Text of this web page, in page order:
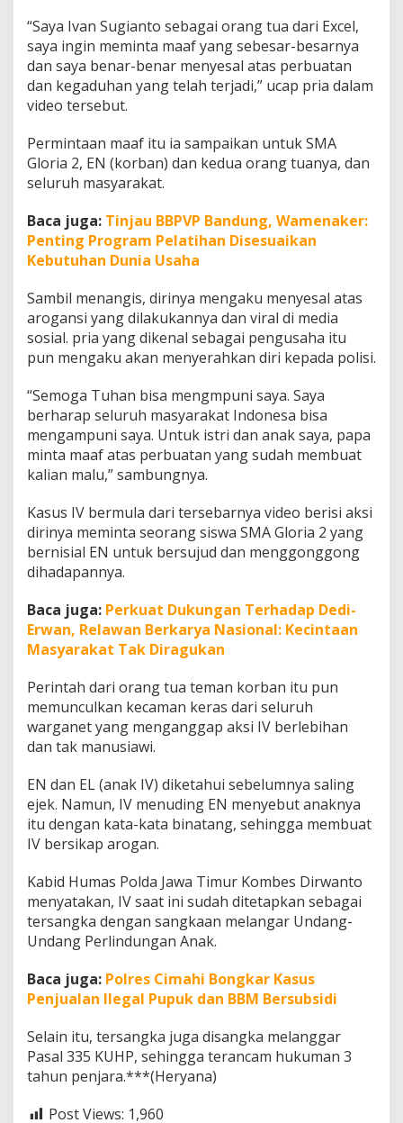
“Saya Ivan Sugianto sebagai orang tua dari Excel,
saya ingin meminta maaf yang sebesar-besarnya
dan saya benar-benar menyesal atas perbuatan
dan kegaduhan yang telah terjadi,” ucap pria dalam
video tersebut.
Permintaan maaf itu ia sampaikan untuk SMA
Gloria 2, EN (korban) dan kedua orang tuanya, dan
seluruh masyarakat.
Baca juga: Tinjau BBPVP Bandung, Wamenaker:
Penting Program Pelatihan Disesuaikan
Kebutuhan Dunia Usaha
Sambil menangis, dirinya mengaku menyesal atas
arogansi yang dilakukannya dan viral di media
sosial. pria yang dikenal sebagai pengusaha itu
pun mengaku akan menyerahkan diri kepada polisi.
“Semoga Tuhan bisa mengmpuni saya. Saya
berharap seluruh masyarakat Indonesa bisa
mengampuni saya. Untuk istri dan anak saya, papa
minta maaf atas perbuatan yang sudah membuat
kalian malu,” sambungnya.
Kasus IV bermula dari tersebarnya video berisi aksi
dirinya meminta seorang siswa SMA Gloria 2 yang
bernisial EN untuk bersujud dan menggonggong
dihadapannya.
Baca juga: Perkuat Dukungan Terhadap Dedi-
Erwan, Relawan Berkarya Nasional: Kecintaan
Masyarakat Tak Diragukan
Perintah dari orang tua teman korban itu pun
memunculkan kecaman keras dari seluruh
warganet yang menganggap aksi IV berlebihan
dan tak manusiawi.
EN dan EL (anak IV) diketahui sebelumnya saling
ejek. Namun, IV menuding EN menyebut anaknya
itu dengan kata-kata binatang, sehingga membuat
IV bersikap arogan.
Kabid Humas Polda Jawa Timur Kombes Dirwanto
menyatakan, IV saat ini sudah ditetapkan sebagai
tersangka dengan sangkaan melangar Undang-
Undang Perlindungan Anak.
Baca juga: Polres Cimahi Bongkar Kasus
Penjualan Ilegal Pupuk dan BBM Bersubsidi
Selain itu, tersangka juga disangka melanggar
Pasal 335 KUHP, sehingga terancam hukuman 3
tahun penjara.***(Heryana)
Post Views: 1,960